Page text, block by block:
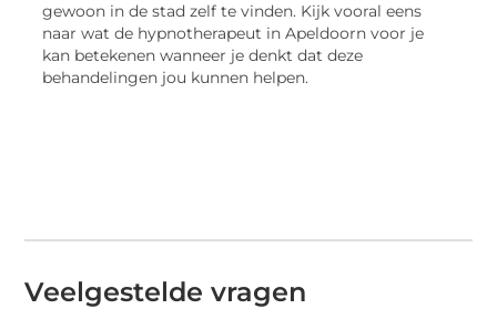
gewoon in de stad zelf te vinden. Kijk vooral eens
naar wat de hypnotherapeut in Apeldoorn voor je
kan betekenen wanneer je denkt dat deze
behandelingen jou kunnen helpen.
Veelgestelde vragen